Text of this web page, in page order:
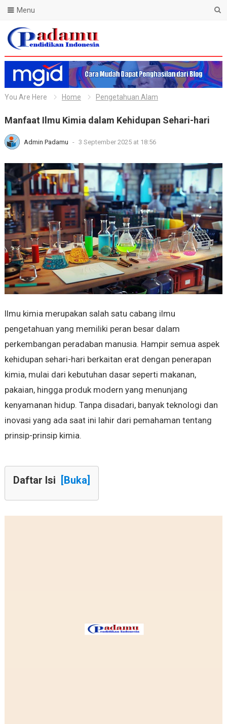
Blog Padamu
Menu
You Are Here Home Pengetahuan Alam
Manfaat Ilmu Kimia dalam Kehidupan Sehari-hari
Admin Padamu - 3 September 2025 at 18:56
Ilmu kimia merupakan salah satu cabang ilmu
pengetahuan yang memiliki peran besar dalam
perkembangan peradaban manusia. Hampir semua aspek
kehidupan sehari-hari berkaitan erat dengan penerapan
kimia, mulai dari kebutuhan dasar seperti makanan,
pakaian, hingga produk modern yang menunjang
kenyamanan hidup. Tanpa disadari, banyak teknologi dan
inovasi yang ada saat ini lahir dari pemahaman tentang
prinsip-prinsip kimia.
Daftar Isi [Buka]